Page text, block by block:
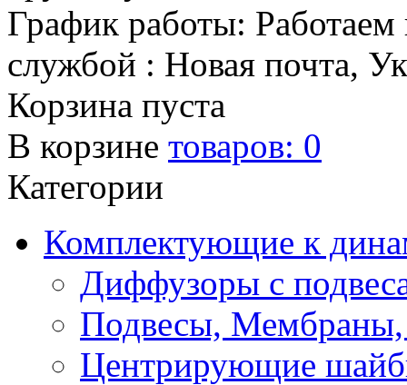
График работы: Работаем
службой : Новая почта,
Корзина пуста
В корзине товаров: 0
Категории
Комплектующие к
Диффузоры с
Подвесы,
Центрирующие